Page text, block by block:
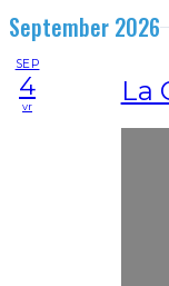
September 2026
SEP
4
vr La